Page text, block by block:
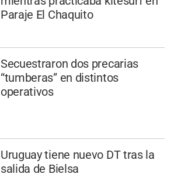
Paraje El Chaquito
Secuestraron dos precarias
“tumberas” en distintos
operativos
Uruguay tiene nuevo DT tras la
salida de Bielsa